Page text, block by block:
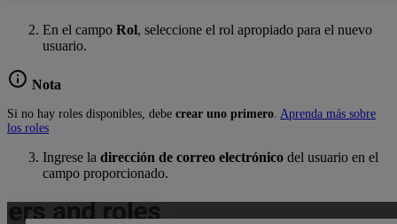
En el campo Rol, seleccione el rol apropiado para el nuevo
usuario.
Nota
Si no hay roles disponibles, debe crear uno primero Aprenda más sobre
los roles
Ingrese la dirección de correo electrónico del usuario en el
campo proporcionado.